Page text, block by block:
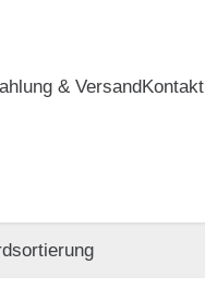
& VersandKontakt